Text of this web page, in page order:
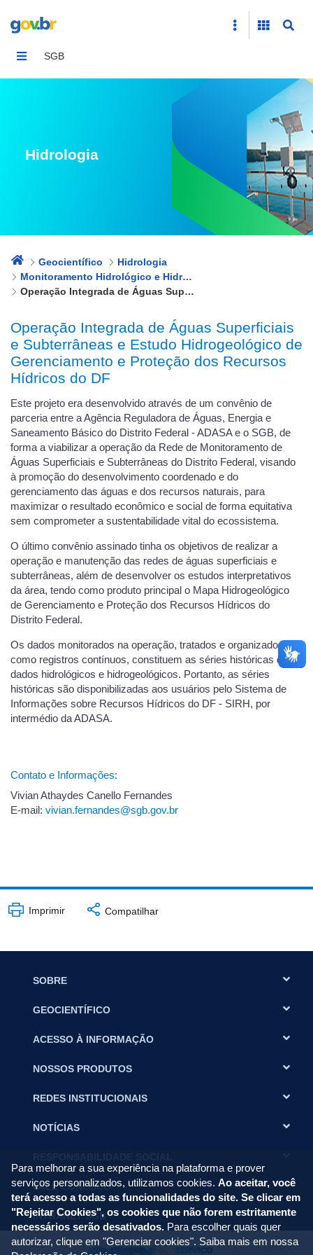
SGB
Hidrologia
Geocientífico
Hidrologia
Monitoramento Hidrológico e Hidrogeológico
Operação Integrada de Águas Superficiais e Subterrâneas e Estudo Hidrogeológico de Gerenciamento e Proteção dos Recursos Hídricos do DF
Operação Integrada de Águas Superficiais
e Subterrâneas e Estudo Hidrogeológico de
Gerenciamento e Proteção dos Recursos
Hídricos do DF
Este projeto era desenvolvido através de um convênio de
parceria entre a Agência Reguladora de Águas, Energia e
Saneamento Básico do Distrito Federal - ADASA e o SGB, de
forma a viabilizar a operação da Rede de Monitoramento de
Águas Superficiais e Subterrâneas do Distrito Federal, visando
à promoção do desenvolvimento coordenado e do
gerenciamento das águas e dos recursos naturais, para
maximizar o resultado econômico e social de forma equitativa
sem comprometer a sustentabilidade vital do ecossistema.
O último convênio assinado tinha os objetivos de realizar a
operação e manutenção das redes de águas superficiais e
subterrâneas, além de desenvolver os estudos interpretativos
da área, tendo como produto principal o Mapa Hidrogeológico
de Gerenciamento e Proteção dos Recursos Hídricos do
Distrito Federal.
Os dados monitorados na operação, tratados e organizados
como registros contínuos, constituem as séries históricas de
dados hidrológicos e hidrogeológicos. Portanto, as séries
históricas são disponibilizadas aos usuários pelo Sistema de
Informações sobre Recursos Hídricos do DF - SIRH, por
intermédio da ADASA.
Contato e Informações:
Vivian Athaydes Canello Fernandes
E-mail: vivian.fernandes@sgb.gov.br
Imprimir Compatilhar
SOBRE
GEOCIENTÍFICO
ACESSO À INFORMAÇÃO
NOSSOS PRODUTOS
REDES INSTITUCIONAIS
NOTÍCIAS
FALE CONOSCO
INTRANET SGB
Para melhorar a sua experiência na plataforma e prover
serviços personalizados, utilizamos cookies. Ao aceitar, você
terá acesso a todas as funcionalidades do site. Se clicar em
"Rejeitar Cookies", os cookies que não forem estritamente
necessários serão desativados. Para escolher quais quer
autorizar, clique em "Gerenciar cookies". Saiba mais em nossa